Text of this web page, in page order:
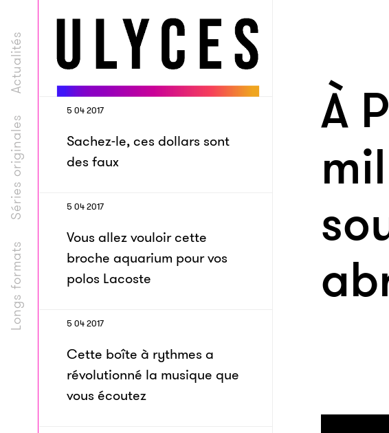
Longs formats
Séries originales
Actualités
5 04 2017
Sachez-le, ces dollars sont
des faux
5 04 2017
Vous allez vouloir cette
broche aquarium pour vos
polos Lacoste
5 04 2017
Cette boîte à rythmes a
révolutionné la musique que
vous écoutez
À